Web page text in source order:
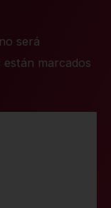
será
marcados